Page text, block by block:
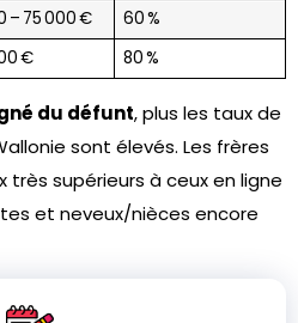
– 75 000 €
60 %
€
80 %
du défunt, plus les taux de
sont élevés. Les frères
supérieurs à ceux en ligne
et neveux/nièces encore